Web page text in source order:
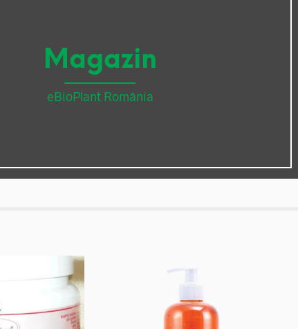
Magazin
eBioPlant România